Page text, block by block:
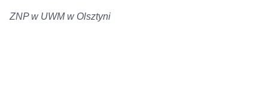
ZNP w UWM w Olsztyni